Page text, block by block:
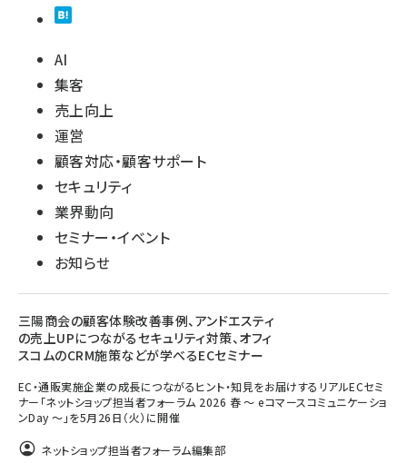
AI
集客
売上向上
運営
顧客対応・顧客サポート
セキュリティ
業界動向
セミナー・イベント
お知らせ
三陽商会の顧客体験改善事例、アンドエスティ
の売上UPにつながるセキュリティ対策、オフィ
スコムのCRM施策などが学べるECセミナー
EC・通販実施企業の成長につながるヒント・知見をお届けするリアルECセミ
ナー「ネットショップ担当者フォーラム 2026 春 ～ eコマースコミュニケーショ
ンDay ～」を5月26日（火）に開催
ネットショップ担当者フォーラム編集部